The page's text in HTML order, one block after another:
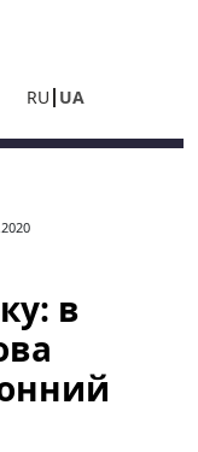
RU UA
в